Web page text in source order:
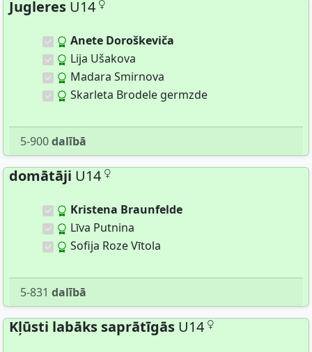
Jugleres U14
Anete Doroškeviča
Lija Ušakova
Madara Smirnova
Skarleta Brodele germzde
5-900dalībā
domātāji U14
Kristena Braunfelde
Līva Putnina
Sofija Roze Vītola
5-831 dalībā
Kļūsti labāks saprātīgās U14